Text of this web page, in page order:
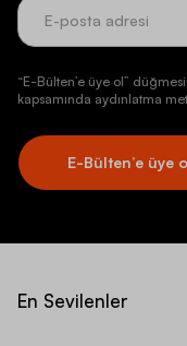
“E-Bülten’e üye ol”
kapsamında aydınlatma
E-Bülten’e üye
En Sevilenler